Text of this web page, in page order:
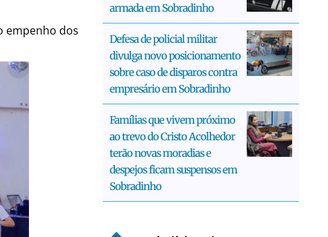
empenho dos
armada em Sobradinho
Defesa de policial militar
divulga novo posicionamento
sobre caso de disparos contra
empresário em Sobradinho
Famílias que vivem próximo
ao trevo do Cristo Acolhedor
terão novas moradias e
despejos ficam suspensos em
Sobradinho